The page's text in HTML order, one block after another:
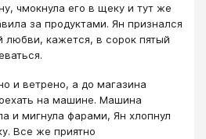
чмокнула его в щеку и тут же
за продуктами. Ян признался
любви, кажется, в сорок пятый
и ветрено, а до магазина
на машине. Машина
и мигнула фарами, Ян хлопнул
Все же приятно